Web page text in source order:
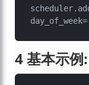
day_of_week=
4 基本示例